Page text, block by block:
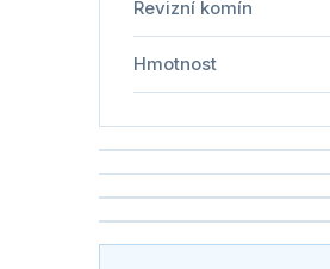
Revizní komín
Hmotnost